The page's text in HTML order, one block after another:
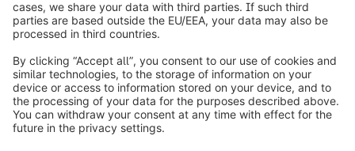
Over Shopware
Product
Oplossingen